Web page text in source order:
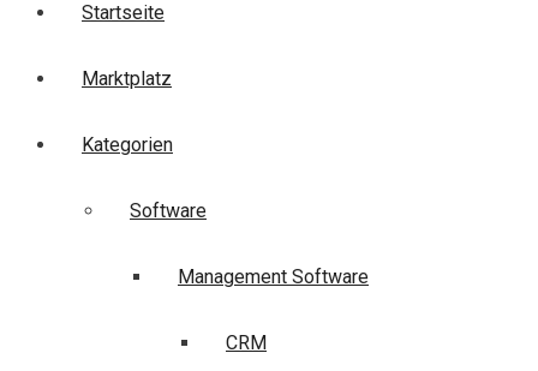
Startseite
Marktplatz
Kategorien
Software
Management Software
CRM